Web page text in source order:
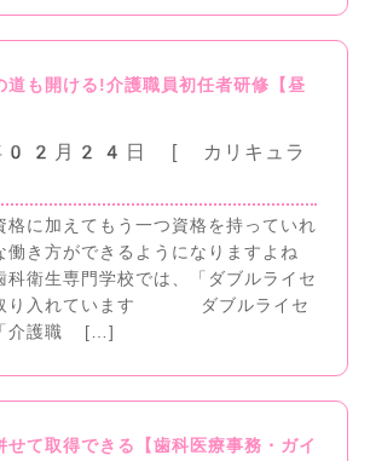
道も開ける!介護職員初任者研修【昼
月24日
[ カリキュラ
格に加えてもう一つ資格を持っていれ
働き方ができるようになりますよね
科衛生専門学校では、「ダブルライセ
取り入れています ダブルライセ
介護職 […]
せて取得できる【歯科医療事務・ガイ